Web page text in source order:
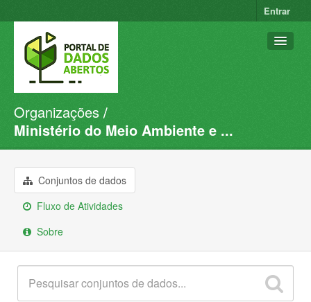
Entrar
Conjuntos de dados
Organizações
Sobre
Organizações
Ministério do Meio Ambiente e ...
Conjuntos de dados
Fluxo de Atividades
Sobre